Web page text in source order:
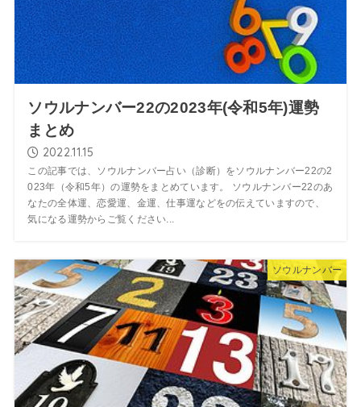
ソウルナンバー22の2023年(令和5年)運勢
まとめ
2022.11.15
この記事では、ソウルナンバー占い（診断）をソウルナンバー22の2
023年（令和5年）の運勢をまとめています。 ソウルナンバー22のあ
なたの全体運、恋愛運、金運、仕事運などをの伝えていますので、
気になる運勢からご覧ください...
ソウルナンバー